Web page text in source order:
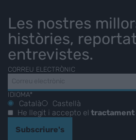
Les nostres
històries,
entrevistes.
CORREU ELECTRÒNIC
IDIOMA*
Català
Castellà
He llegit i accepto eltractament
Subscriure's